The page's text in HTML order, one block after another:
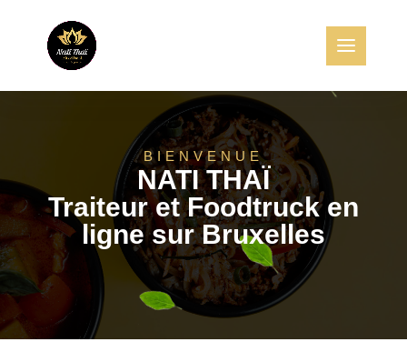
BIENVENUE
NATI THAÏ
Traiteur et Foodtruck en
ligne sur Bruxelles